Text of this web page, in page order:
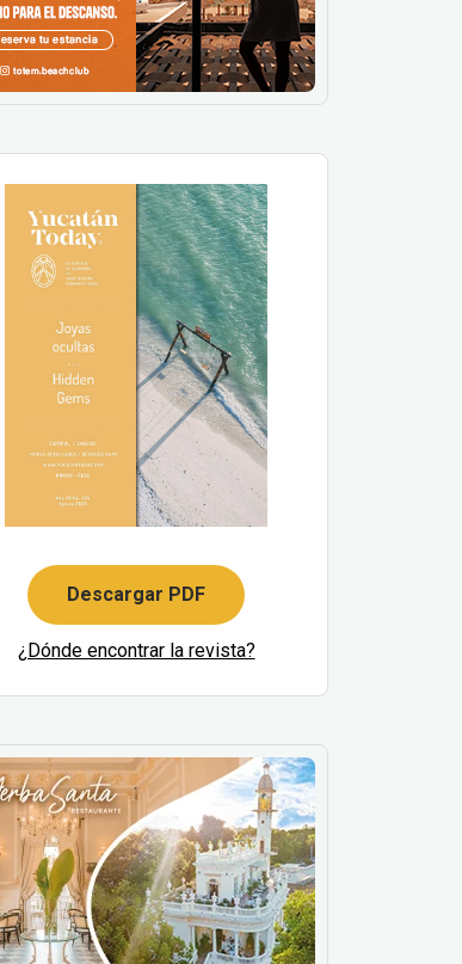
Descargar PDF
¿Dónde encontrar la revista?